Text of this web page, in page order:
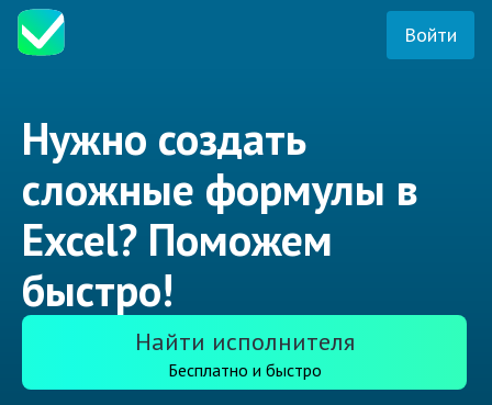
Войти
Нужно создать
сложные формулы в
Excel? Поможем
быстро!
Найти исполнителя
Бесплатно и быстро